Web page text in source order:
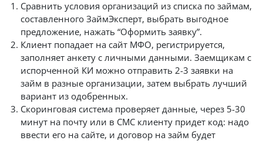
Сравнить условия организаций из списка по займам,
составленного ЗаймЭксперт, выбрать выгодное
предложение, нажать “Оформить заявку”.
Клиент попадает на сайт МФО, регистрируется,
заполняет анкету с личными данными. Заемщикам с
испорченной КИ можно отправить 2-3 заявки на
займ в разные организации, затем выбрать лучший
вариант из одобренных.
Скоринговая система проверяет данные, через 5-30
минут на почту или в СМС клиенту придет код: надо
ввести его на сайте, и договор на займ будет